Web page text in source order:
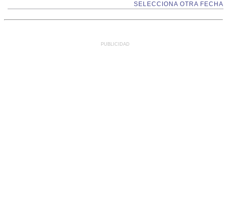
SELECCIONA OTRA FECHA
PUBLICIDAD